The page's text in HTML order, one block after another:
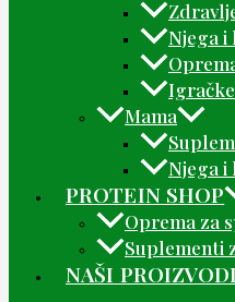
Njega i
Igračke
Mama
Njega i
PROTEIN SHOP
Oprema za
Suplementi
NAŠI PROIZVODI